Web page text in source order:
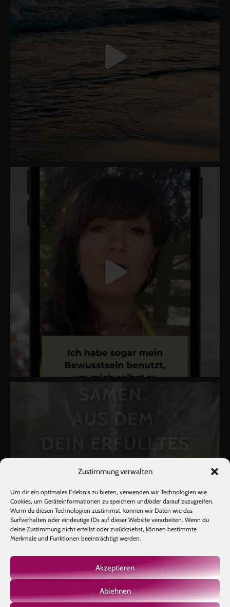
Zustimmung verwalten
Um dir ein optimales Erlebnis zu bieten, verwenden wir Technologien wie
Cookies, um Geräteinformationen zu speichern und/oder darauf zuzugreifen.
Wenn du diesen Technologien zustimmst, können wir Daten wie das
Surfverhalten oder eindeutige IDs auf dieser Website verarbeiten. Wenn du
deine Zustimmung nicht erteilst oder zurückziehst, können bestimmte
Merkmale und Funktionen beeinträchtigt werden.
Akzeptieren
Ablehnen